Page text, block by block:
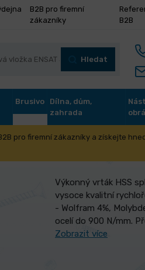
B2B pro firemní
zákazníky
B2B
Hledat
Brusivo
Dílna, dům,
zahrada
pro firemní zákazníky a získejte
R13
Výkonný vrták HSS
vysoce kvalitní
- Wolfram 4%,
ocelí do 900 N/mm.
Zobrazit více